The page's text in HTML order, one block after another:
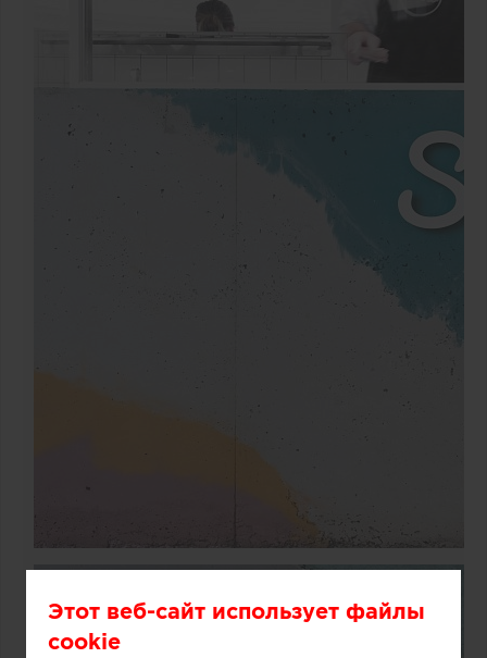
Этот веб-сайт использует файлы
cookie